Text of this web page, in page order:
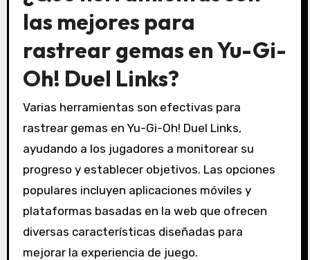
las mejores para
rastrear gemas en Yu-Gi-
Oh! Duel Links?
Varias herramientas son efectivas para
rastrear gemas en Yu-Gi-Oh! Duel Links,
ayudando a los jugadores a monitorear su
progreso y establecer objetivos. Las opciones
populares incluyen aplicaciones móviles y
plataformas basadas en la web que ofrecen
diversas características diseñadas para
mejorar la experiencia de juego.